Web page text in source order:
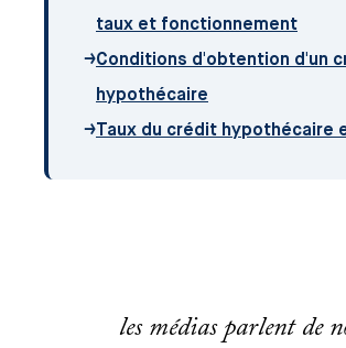
taux et fonctionnement
→Conditions d'obtention d'un
hypothécaire
→Taux du crédit hypothécaire
les médias parlent de